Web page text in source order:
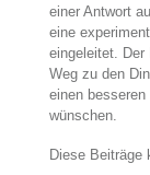
einer Antwort
eine
eingeleitet. Der
Weg zu den
einen
wünschen.
Diese Beiträge